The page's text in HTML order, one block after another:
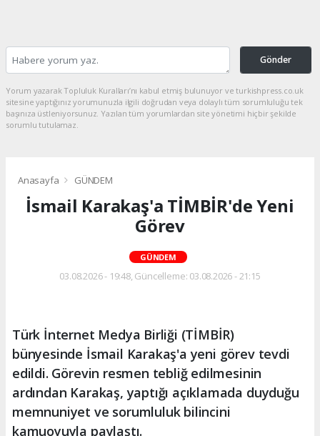
Gönder
Yorum yazarak Topluluk Kuralları’nı kabul etmiş bulunuyor ve turkishpress.co.uk
sitesine yaptığınız yorumunuzla ilgili doğrudan veya dolaylı tüm sorumluluğu tek
başınıza üstleniyorsunuz. Yazılan tüm yorumlardan site yönetimi hiçbir şekilde
sorumlu tutulamaz.
Anasayfa GÜNDEM
İsmail Karakaş'a TİMBİR'de Yeni
Görev
GÜNDEM
03.08.2026 - 19:48, Güncelleme: 03.08.2026 - 21:15
Türk İnternet Medya Birliği (TİMBİR)
bünyesinde İsmail Karakaş'a yeni görev tevdi
edildi. Görevin resmen tebliğ edilmesinin
ardından Karakaş, yaptığı açıklamada duyduğu
memnuniyet ve sorumluluk bilincini
kamuoyuyla paylaştı.